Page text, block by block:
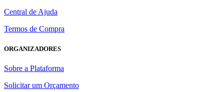
Central de Ajuda
Termos de Compra
ORGANIZADORES
Sobre a Plataforma
Solicitar um Orçamento